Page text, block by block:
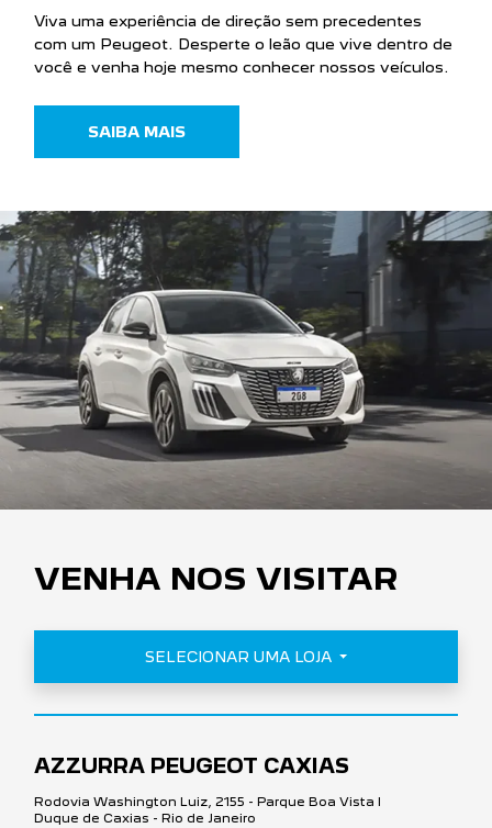
Viva uma experiência de direção sem precedentes
com um Peugeot. Desperte o leão que vive dentro de
você e venha hoje mesmo conhecer nossos veículos.
SAIBA MAIS
VENHA NOS VISITAR
SELECIONAR UMA LOJA
AZZURRA PEUGEOT CAXIAS
Rodovia Washington Luiz, 2155 - Parque Boa Vista I
Duque de Caxias - Rio de Janeiro